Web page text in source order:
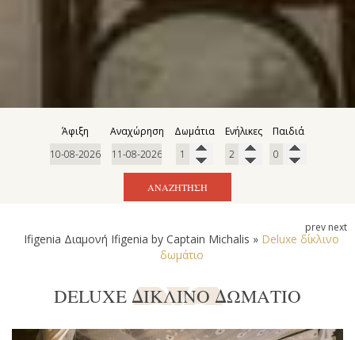
Άφιξη Αναχώρηση Δωμάτια Ενήλικες Παιδιά
ΑΝΑΖΉΤΗΣΗ
Ifigenia Διαμονή Ifigenia by Captain Michalis » Deluxe δίκλινο
δωμάτιο
DELUXE ΔΊΚΛΙΝΟ ΔΩΜΆΤΙΟ
prev next